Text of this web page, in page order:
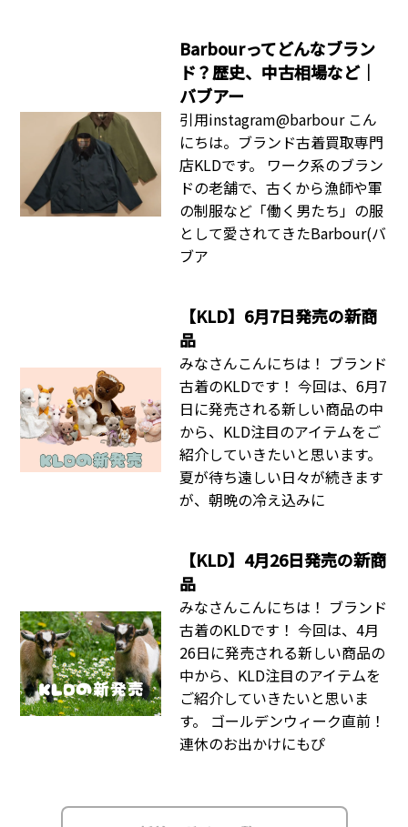
Barbourってどんなブラン
ド？歴史、中古相場など｜
バブアー
引用instagram@barbour こん
にちは。ブランド古着買取専門
店KLDです。 ワーク系のブラン
ドの老舗で、古くから漁師や軍
の制服など「働く男たち」の服
として愛されてきたBarbour(バ
ブア
【KLD】6月7日発売の新商
品
みなさんこんにちは！ ブランド
古着のKLDです！ 今回は、6月7
日に発売される新しい商品の中
から、KLD注目のアイテムをご
紹介していきたいと思います。
夏が待ち遠しい日々が続きます
が、朝晩の冷え込みに
【KLD】4月26日発売の新商
品
みなさんこんにちは！ ブランド
古着のKLDです！ 今回は、4月
26日に発売される新しい商品の
中から、KLD注目のアイテムを
ご紹介していきたいと思いま
す。 ゴールデンウィーク直前！
連休のお出かけにもぴ